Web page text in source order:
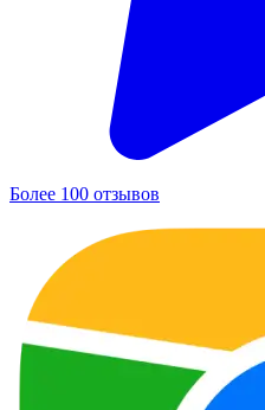
Более 100 отзывов